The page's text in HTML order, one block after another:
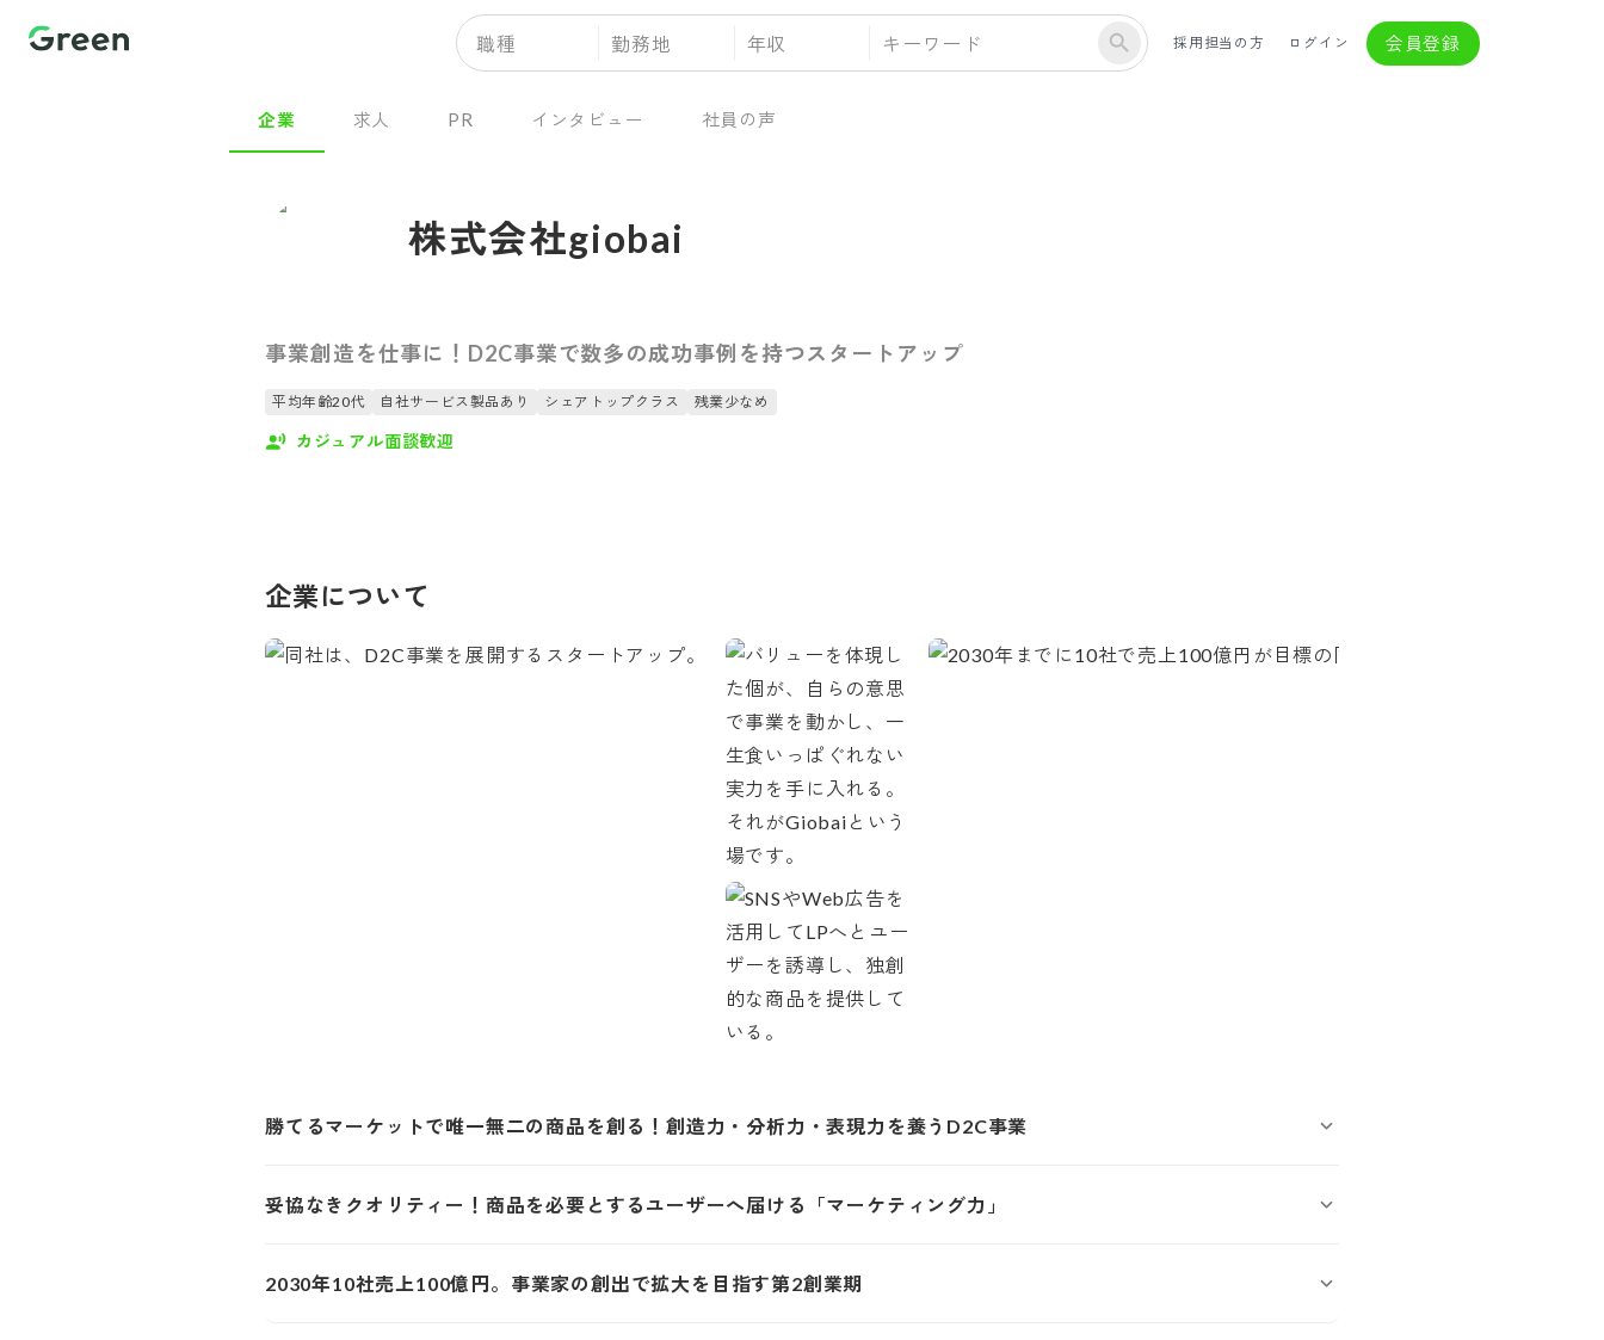
職種 勤務地 年収 採用担当の方 ログイン 会員登録
企業 求人 PR インタビュー 社員の声
株式会社giobai
事業創造を仕事に！D2C事業で数多の成功事例を持つスタートアップ
平均年齢20代 自社サービス製品あり シェアトップクラス 残業少なめ
カジュアル面談歓迎
企業について
勝てるマーケットで唯一無二の商品を創る！創造力・分析力・表現力を養うD2C事業
妥協なきクオリティー！商品を必要とするユーザーへ届ける「マーケティング力」
2030年10社売上100億円。事業家の創出で拡大を目指す第2創業期